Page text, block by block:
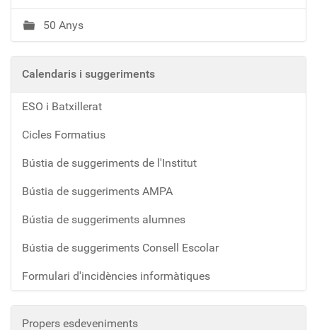
50 Anys
Calendaris i suggeriments
ESO i Batxillerat
Cicles Formatius
Bústia de suggeriments de l'Institut
Bústia de suggeriments AMPA
Bústia de suggeriments alumnes
Bústia de suggeriments Consell Escolar
Formulari d'incidències informàtiques
Propers esdeveniments